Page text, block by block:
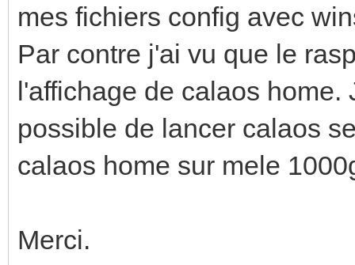
mes fichiers config avec
Par contre j'ai vu que le
l'affichage de calaos
possible de lancer calaos
calaos home sur mele
Merci.